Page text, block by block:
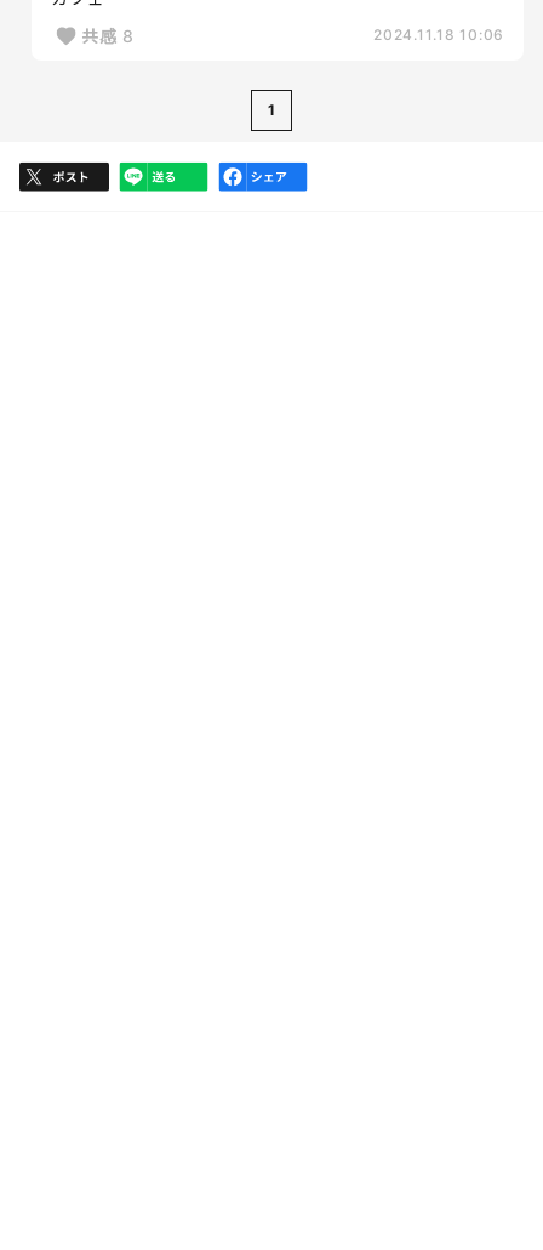
共感 8 2024.11.18 10:06
1